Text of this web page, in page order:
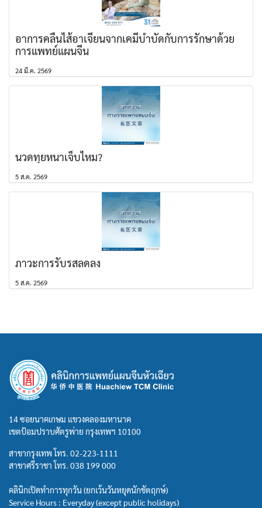
อาการคลื่นไส้อาเจียนจากเคมีบำบัดกับการรักษาด้วย
การแพทย์แผนจีน
24 มี.ค. 2569
นวดทุยหนาเจ็บไหม?
5 ส.ค. 2569
ภาวะการรับรสลดลง
5 ส.ค. 2569
14 ซอยนาคเกษม แขวงคลองมหานาค
เขตป้อมปราบศัตรูพ่าย กรุงเทพฯ 10100
สาขากรุงเทพ โทร. 02-223-1111
สาขาศรีราชา โทร. 038 199 000
คลินิกเปิดทำการทุกวัน (ยกเว้นวันหยุดนักขัตฤกษ์)
Service Hours : Everyday (except public holidays)